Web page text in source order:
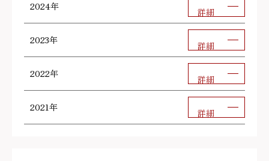
2024年 詳細
2023年 詳細
2022年 詳細
2021年 詳細